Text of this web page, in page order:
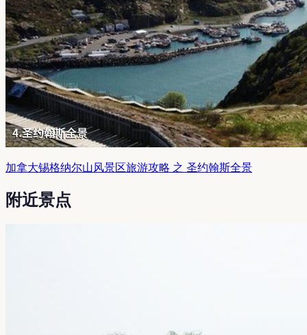
加拿大锡格纳尔山风景区旅游攻略 之 圣约翰斯全景
附近景点